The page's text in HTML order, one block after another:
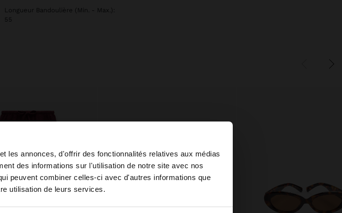
les annonces, d'offrir des fonctionnalités relatives aux médias
des informations sur l'utilisation de notre site avec nos
peuvent combiner celles-ci avec d'autres informations que
utilisation de leurs services.
×
vous parcourir notre site au United States?
Longueur Bandoulière (Min. - Max.):
55